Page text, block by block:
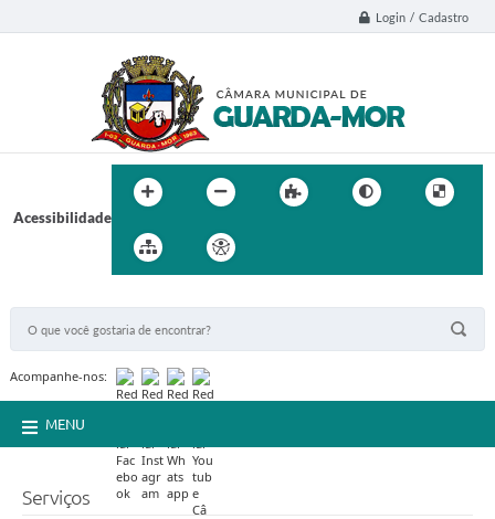
Login / Cadastro
Acessibilidade
Acompanhe-nos:
MENU
Serviços